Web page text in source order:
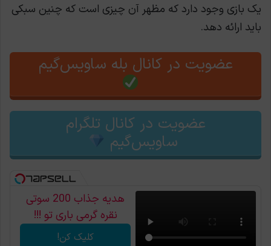
یک بازی وجود دارد که مظهر آن چیزی است که چنین سبکی
باید ارائه دهد.
عضویت در کانال بله ساویس‌گیم
عضویت در کانال تلگرام
ساویس‌گیم
هدیه جذاب 200 سوتی
نقره گرمی باری تو !!!
کلیک کن!